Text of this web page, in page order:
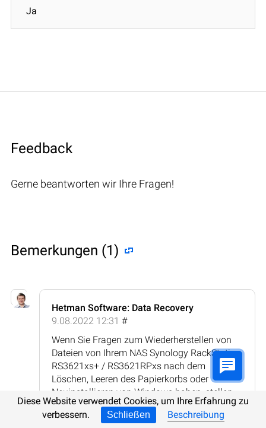
Ja
Feedback
Gerne beantworten wir Ihre Fragen!
Bemerkungen (1)
Hetman Software: Data Recovery
9.08.2022 12:31 #
Wenn Sie Fragen zum Wiederherstellen von
Dateien von Ihrem NAS Synology RackStation
RS3621xs+ / RS3621RPxs nach dem
Löschen, Leeren des Papierkorbs oder
Neuinstallieren von Windows haben, stellen
Sie diese in den Kommentaren!
Diese Website verwendet Cookies, um Ihre Erfahrung zu
verbessern.
Schließen Beschreibung